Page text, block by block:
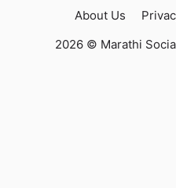
About Us
2026 © Marathi